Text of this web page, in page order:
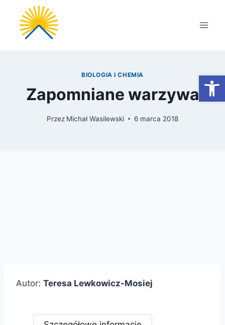
Przejdź
treści
BIOLOGIA I CHEMIA
Zapomniane warzywa
Przez Michał Wasilewski 6 marca 2018
Autor: Teresa Lewkowicz-Mosiej